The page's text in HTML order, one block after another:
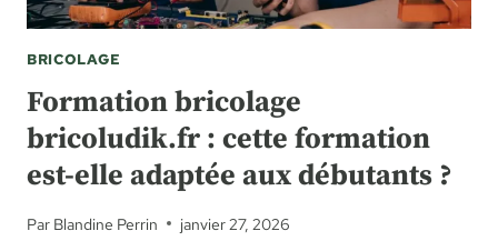
BRICOLAGE
Formation bricolage
bricoludik.fr : cette formation
est-elle adaptée aux débutants ?
Par Blandine Perrin janvier 27, 2026